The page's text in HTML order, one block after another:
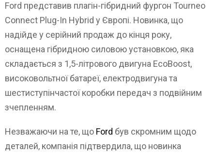
Ford представив плагін-гібридний фургон Tourneo
Connect Plug-In Hybrid у Європі. Новинка, що
надійде у серійний продаж до кінця року,
оснащена гібридною силовою установкою, яка
складається з 1,5-літрового двигуна EcoBoost,
високовольтної батареї, електродвигуна та
шестиступінчастої коробки передач з подвійним
зчепленням.
Незважаючи на те, що Ford був скромним щодо
деталей, компанія підтвердила, що новинка